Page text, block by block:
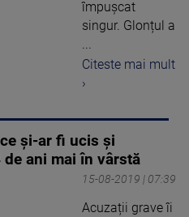
împușcat
singur. Glonțul a
...
Citeste mai mult
›
și-ar fi ucis și
ani mai în vârstă
15-08-2019 | 07:39
Acuzații grave îi